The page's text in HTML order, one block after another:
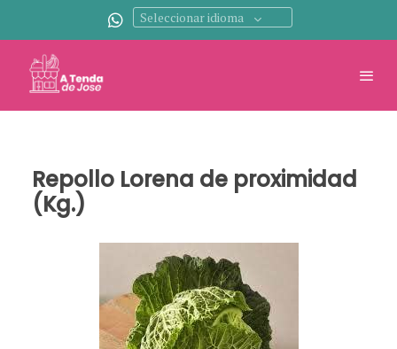
Seleccionar idioma
Repollo Lorena de proximidad
(Kg.)